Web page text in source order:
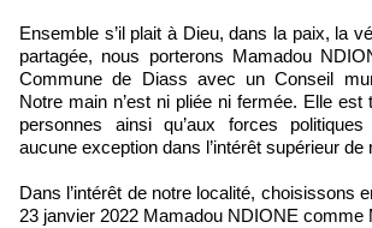
Ensemble s’il plait à Dieu, dans la paix, la
partagée, nous porterons Mamadou
Commune de Diass avec un Conseil
Notre main n’est ni pliée ni fermée. Elle est
personnes ainsi qu’aux forces
aucune exception dans l’intérêt supérieur de
Dans l’intérêt de notre localité, choisissons
23 janvier 2022 Mamadou NDIONE comme